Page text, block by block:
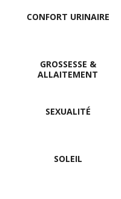
CONFORT URINAIRE
GROSSESSE &
ALLAITEMENT
SEXUALITÉ
SOLEIL